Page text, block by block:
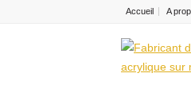
Accueil A